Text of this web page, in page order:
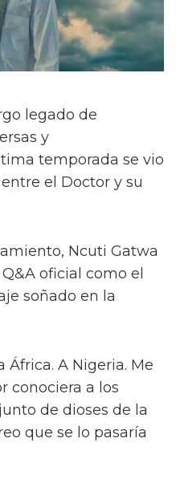
legado de
y
temporada se vio
el Doctor y su
Ncuti Gatwa
oficial como el
soñado en la
África. A Nigeria. Me
conociera a los
de dioses de la
que se lo pasaría